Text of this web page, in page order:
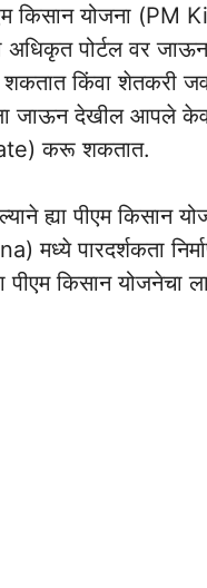
किसान योजना (PM
अधिकृत पोर्टल वर
किंवा शेतकरी
जाऊन देखील आपले
करू शकतात.
ह्या पीएम किसान
मध्ये पारदर्शकता
पीएम किसान योजनेचा